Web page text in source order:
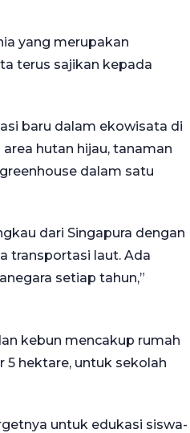
yang merupakan
terus sajikan kepada
baru dalam ekowisata di
hutan hijau, tanaman
dalam satu
dari Singapura dengan
transportasi laut. Ada
setiap tahun,”
kebun mencakup rumah
5 hektare, untuk sekolah
untuk edukasi siswa-